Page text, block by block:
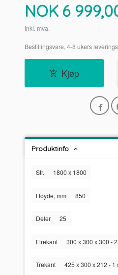
Pris
NOK 6
inkl. mva.
Bestillingsvare, 4-8 ukers
Kjøp
Produktinfo
Str. 1800 х 1800
Høyde, mm 850
Deler 25
Firekant 300 х 300 х 300 -
Trekant 425 х 300 х 212 - 1